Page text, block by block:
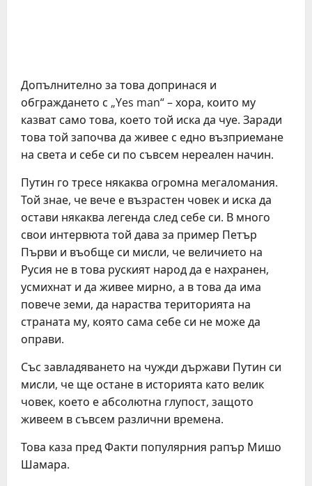
Допълнително за това допринася и
обграждането с „Yes man“ – хора, които му
казват само това, което той иска да чуе. Заради
това той започва да живее с едно възприемане
на света и себе си по съвсем нереален начин.
Путин го тресе някаква огромна мегаломания.
Той знае, че вече е възрастен човек и иска да
остави някаква легенда след себе си. В много
свои интервюта той дава за пример Петър
Първи и въобще си мисли, че величието на
Русия не в това руският народ да е нахранен,
усмихнат и да живее мирно, а в това да има
повече земи, да нараства територията на
страната му, която сама себе си не може да
оправи.
Със завладяването на чужди държави Путин си
мисли, че ще остане в историята като велик
човек, което е абсолютна глупост, защото
живеем в съвсем различни времена.
Това каза пред Факти популярния рапър Мишо
Шамара.